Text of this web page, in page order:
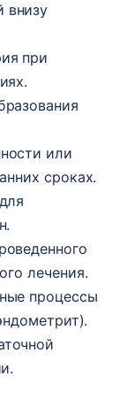
внизу
при
или
сроках.
лечения.
процессы